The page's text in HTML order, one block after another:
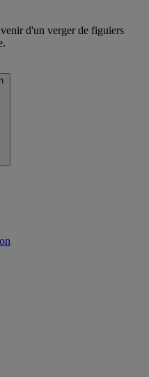
d'un verger de figuiers